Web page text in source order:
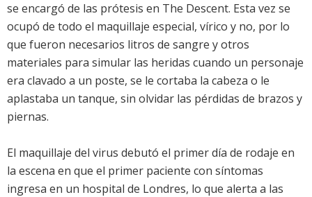
se encargó de las prótesis en The Descent. Esta vez se
ocupó de todo el maquillaje especial, vírico y no, por lo
que fueron necesarios litros de sangre y otros
materiales para simular las heridas cuando un personaje
era clavado a un poste, se le cortaba la cabeza o le
aplastaba un tanque, sin olvidar las pérdidas de brazos y
piernas.
El maquillaje del virus debutó el primer día de rodaje en
la escena en que el primer paciente con síntomas
ingresa en un hospital de Londres, lo que alerta a las